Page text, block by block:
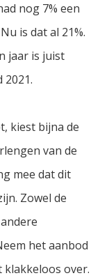
nog 7% een
is dat al 21%.
jaar is juist
2021.
kiest bijna de
van de
mee dat dit
Zowel de
het aanbod
over.